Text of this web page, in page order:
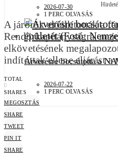
2026-07-30
1 PERC OLVASÁS
Árverésre bocsátotta a
2026-07-22
1 PERC OLVASÁS
A járőrök előállították a
Rendőrkapitányságra,
elkövetésének
indítottak ellene eljárást a
TOTAL
0
SHARES
MEGOSZTÁS
SHARE
TWEET
PIN IT
SHARE